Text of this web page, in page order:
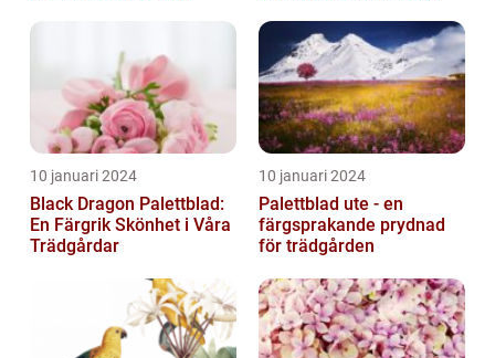
10 januari 2024
Black Dragon Palettblad:
En Färgrik Skönhet i Våra
Trädgårdar
10 januari 2024
Palettblad ute - en
färgsprakande prydnad
för trädgården